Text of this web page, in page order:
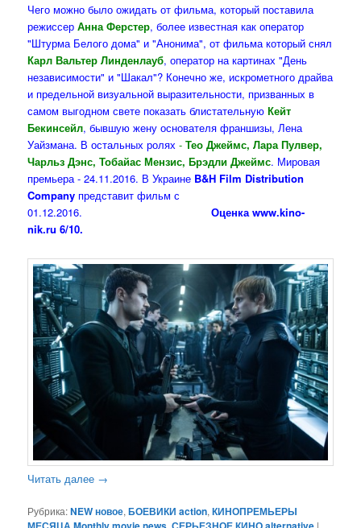
Чего можно было ожидать от фильма, который поставила
режиссерАнна Ферстер, более известная как оператор
"Штурма Белого дома" и "Анонима", от фильма который снял
Карл Вальтер Линденлауб, оператор на картинах "День
независимости" и "Шакал"? Конечно же, искрометного драйва
и предельной визуальной выразительности, призванных в
самом выгодном свете показать блистательную Кейт
Бекинсейл, бывшую жену основателя франшизы, Лена
Уайзмана. В остальных ролях -Тео Джеймс, Лара Пулвер,
Чарльз Дэнс, Тобайас Мензис, Брэдли Джеймс. Мировая
премьера - 24.11.2016. В Украине B&H Film Distribution
Company представит фильм с
01.12.2016. Оценка www.kino-
nik.ru 6/10.
Читать далее →
Рубрика:NEW новое,БОЕВИКИ action,КИНОПРЕМЬЕРЫ
,
|